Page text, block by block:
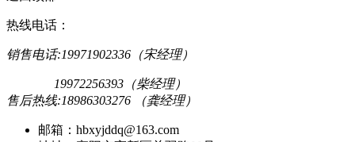
热线电话：
销售电话:19971902336（宋经理）
19972256393（柴经理）
售后热线:18986303276 （龚经理）
邮箱：hbxyjddq@163.com